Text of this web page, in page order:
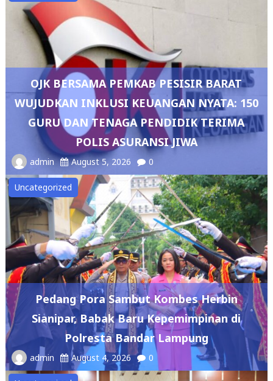
OJK BERSAMA PEMKAB PESISIR BARAT
WUJUDKAN INKLUSI KEUANGAN NYATA: 150
GURU DAN TENAGA PENDIDIK TERIMA
POLIS ASURANSI JIWA
admin August 5, 2026 0
Uncategorized
Pedang Pora Sambut Kombes Herbin
Sianipar, Babak Baru Kepemimpinan di
Polresta Bandar Lampung
admin August 4, 2026 0